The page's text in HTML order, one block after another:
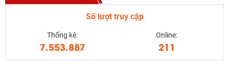
Số lượt truy cập
Thống kê:
7.553.887
Online:
211